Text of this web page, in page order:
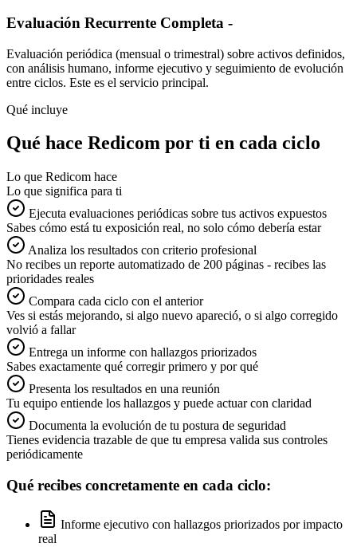
Evaluación Recurrente Completa -
Evaluación periódica (mensual o trimestral) sobre activos definidos,
con análisis humano, informe ejecutivo y seguimiento de evolución
entre ciclos. Este es el servicio principal.
Qué incluye
Qué hace Redicom por ti en cada ciclo
Lo que Redicom hace
Lo que significa para ti
Ejecuta evaluaciones periódicas sobre tus activos expuestos
Sabes cómo está tu exposición real, no solo cómo debería estar
Analiza los resultados con criterio profesional
No recibes un reporte automatizado de 200 páginas - recibes las
prioridades reales
Compara cada ciclo con el anterior
Ves si estás mejorando, si algo nuevo apareció, o si algo corregido
volvió a fallar
Entrega un informe con hallazgos priorizados
Sabes exactamente qué corregir primero y por qué
Presenta los resultados en una reunión
Tu equipo entiende los hallazgos y puede actuar con claridad
Documenta la evolución de tu postura de seguridad
Tienes evidencia trazable de que tu empresa valida sus controles
periódicamente
Qué recibes concretamente en cada ciclo:
Informe ejecutivo con hallazgos priorizados por impacto
real